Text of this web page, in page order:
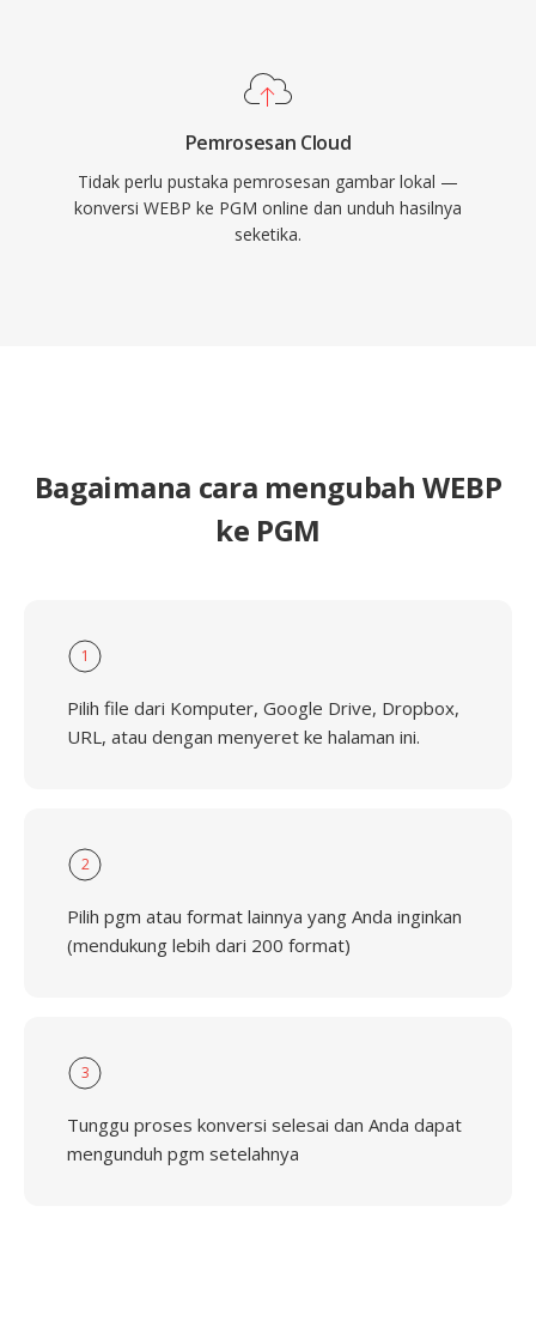
Pemrosesan Cloud
Tidak perlu pustaka pemrosesan gambar lokal —
konversi WEBP ke PGM online dan unduh hasilnya
seketika.
Bagaimana cara mengubah WEBP
ke PGM
1
Pilih file dari Komputer, Google Drive, Dropbox,
URL, atau dengan menyeret ke halaman ini.
2
Pilih pgm atau format lainnya yang Anda inginkan
(mendukung lebih dari 200 format)
3
Tunggu proses konversi selesai dan Anda dapat
mengunduh pgm setelahnya